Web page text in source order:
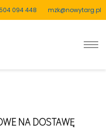
094 448 mzk@nowytarg.pl
NA DOSTAWĘ